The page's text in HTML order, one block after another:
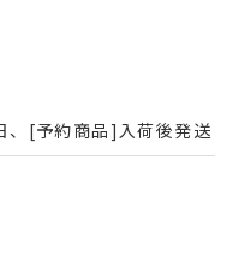
、[予約商品]入荷後発送